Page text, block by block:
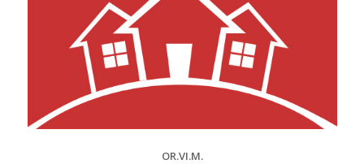
OR.VI.M.